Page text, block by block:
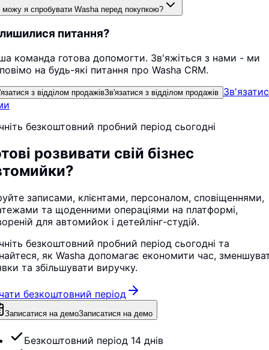
я спробувати Washa перед покупкою?
питання?
команда готова допомогти. Зв'яжіться з нами - ми
на будь-які питання про Washa CRM.
з відділом продажівЗв'язатися з відділом продажів
безкоштовний пробний період сьогодні
розвивати свій бізнес
записами, клієнтами, персоналом, сповіщеннями,
та щоденними операціями на платформі,
для автомийок і детейлінг-студій.
безкоштовний пробний період сьогодні та
як Washa допомагає економити час,
та збільшувати виручку.
безкоштовний період
Записатися на демоЗаписатися на демо
Безкоштовний період 14 днів